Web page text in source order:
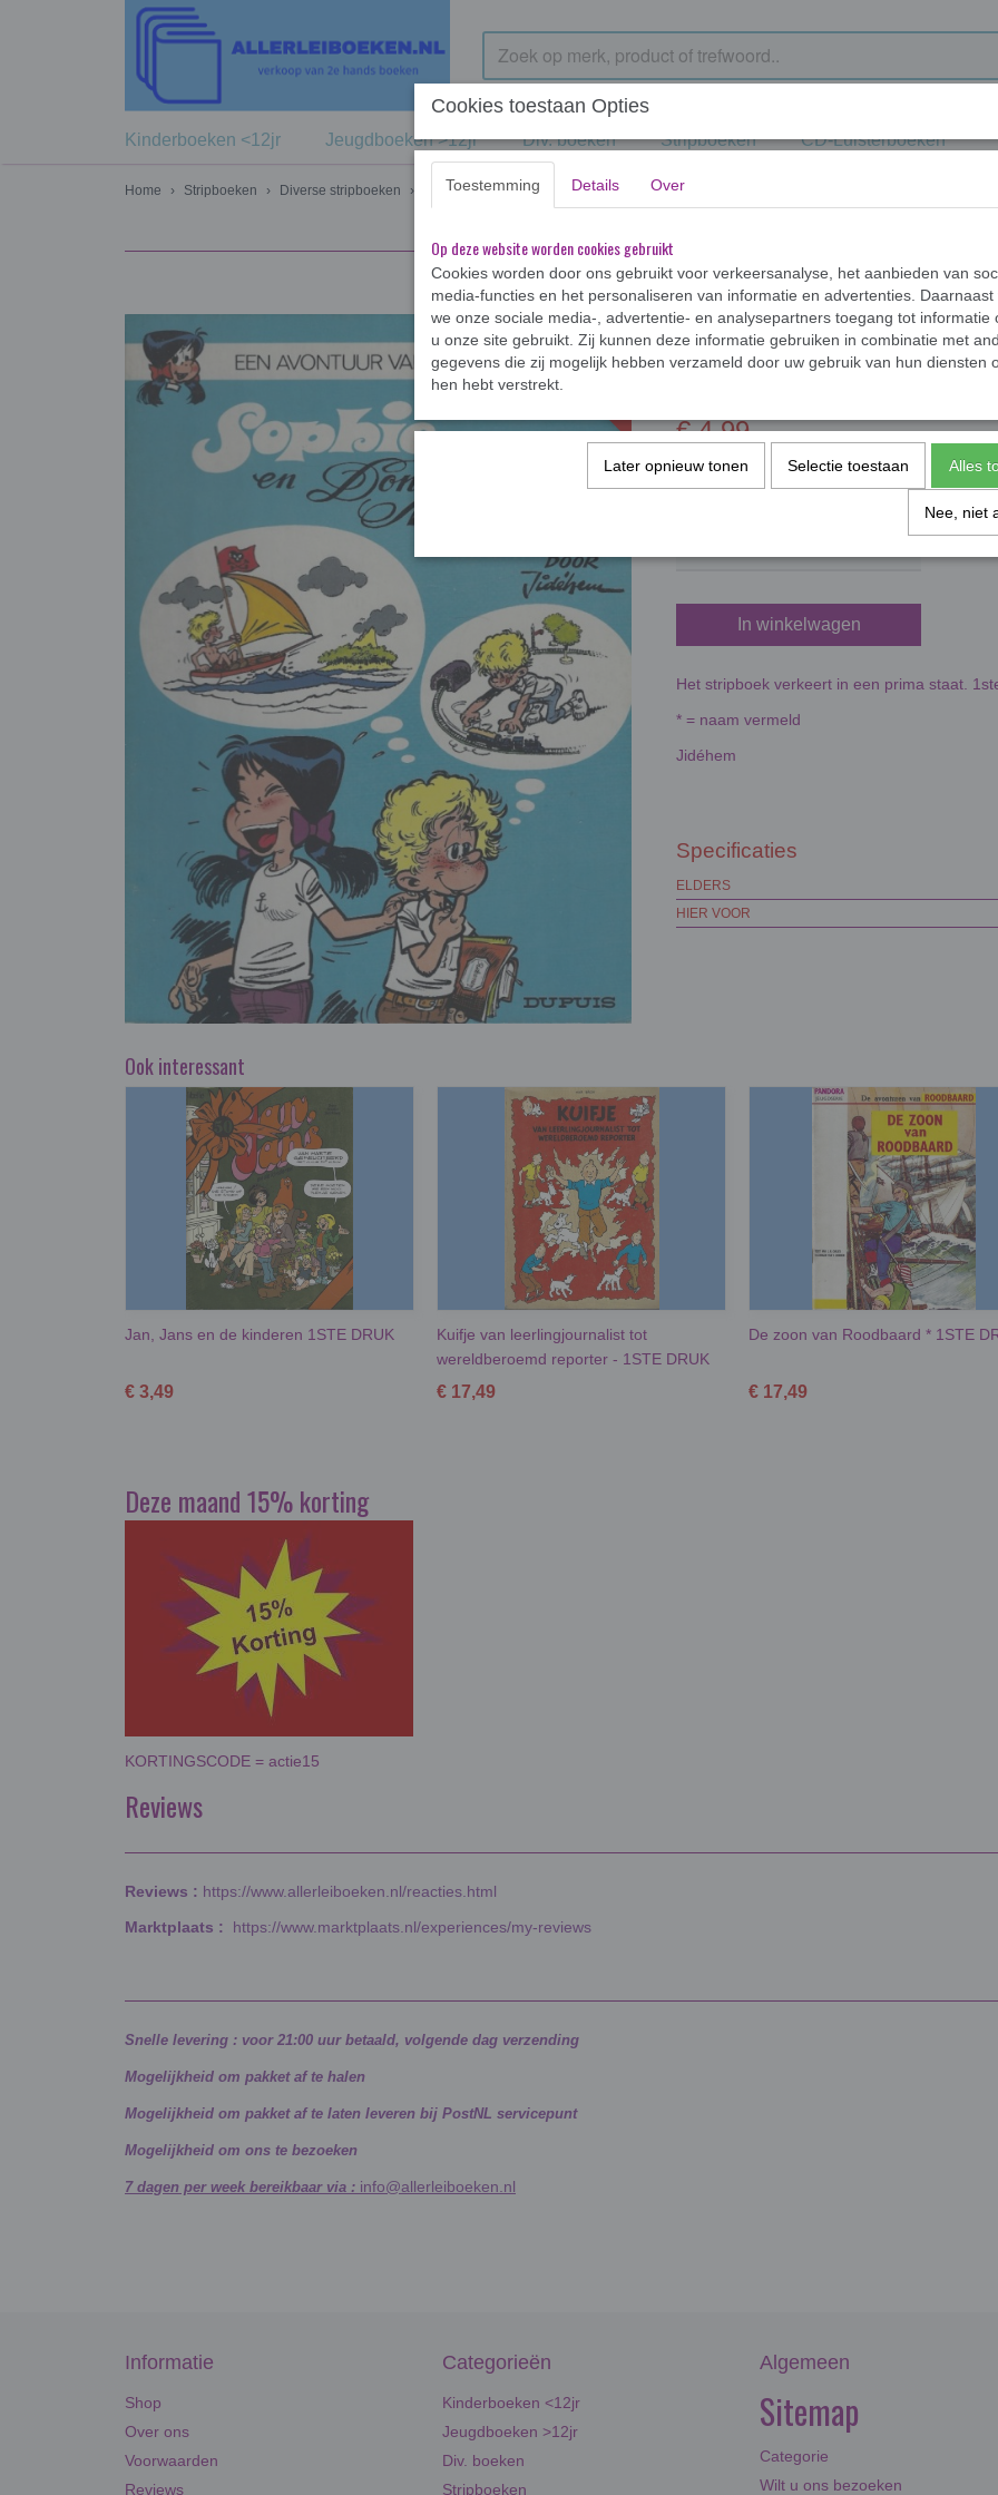
Kinderboeken <12jr Jeugdboeken >12jr Div. boeken Stripboeken CD-Luisterboeken
Home › Stripboeken › Diverse stripboeken › Sophie en Donald Mac Donald (15) * 1STE DRUK
1ste druk
Sophie en Donald
DRUK
€ 4,99
✓Op voorraad
In winkelwagen
Het stripboek verkeert in een prima staat.
* = naam vermeld
Jidéhem
Specificaties
ELDERS
HIER VOOR
Ook interessant
Jan, Jans en de kinderen 1STE DRUK
€ 3,49
Kuifje van leerlingjournalist tot
wereldberoemd reporter - 1STE DRUK
€ 17,49
De zoon van Roodbaard * 1STE
€ 17,49
Deze maand 15% korting
KORTINGSCODE = actie15
Reviews
Reviews : https://www.allerleiboeken.nl/reacties.html
Marktplaats : https://www.marktplaats.nl/experiences/my-reviews
Snelle levering : voor 21:00 uur betaald, volgende dag verzending
Mogelijkheid om pakket af te halen
Mogelijkheid om pakket af te laten leveren bij PostNL servicepunt
Mogelijkheid om ons te bezoeken
7 dagen per week bereikbaar via : info@allerleiboeken.nl
Informatie
Shop
Over ons
Voorwaarden
Reviews
Categorieën
Kinderboeken <12jr
Jeugdboeken >12jr
Div. boeken
Stripboeken
Algemeen
Sitemap
Categorie
Wilt u ons bezoeken
Cookies toestaan Opties
Toestemming Details Over
Op deze website worden cookies gebruikt
Cookies worden door ons gebruikt voor verkeersanalyse, het aanbieden van
media-functies en het personaliseren van informatie en advertenties. Daarnaast
we onze sociale media-, advertentie- en analysepartners toegang tot informatie
u onze site gebruikt. Zij kunnen deze informatie gebruiken in combinatie met
gegevens die zij mogelijk hebben verzameld door uw gebruik van hun diensten
hen hebt verstrekt.
Later opnieuw tonen Selectie toestaan Alles
Nee, niet